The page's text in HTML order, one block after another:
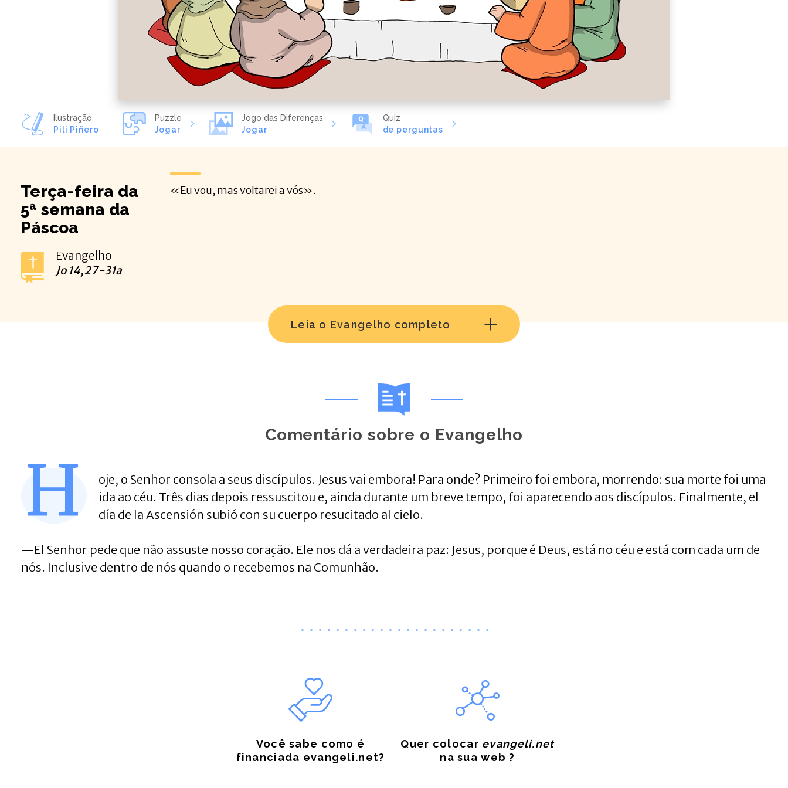
Ilustração
Pili Piñero
Puzzle
Jogar
Jogo das Diferenças
Jogar
Quiz
de perguntas
Terça-feira da
5ª semana da
Páscoa
Evangelho
Jo 14,27-31a
«Eu vou, mas voltarei a vós».
Leia o Evangelho completo
Comentário sobre o Evangelho
H
oje, o Senhor consola a seus discípulos. Jesus vai embora! Para onde? Primeiro foi embora, morrendo: sua morte foi uma
ida ao céu. Três dias depois ressuscitou e, ainda durante um breve tempo, foi aparecendo aos discípulos. Finalmente, el
día de la Ascensión subió con su cuerpo resucitado al cielo.
—El Senhor pede que não assuste nosso coração. Ele nos dá a verdadeira paz: Jesus, porque é Deus, está no céu e está com cada um de
nós. Inclusive dentro de nós quando o recebemos na Comunhão.
Você sabe como é
financiada evangeli.net?
Quer colocar evangeli.net
na sua web ?